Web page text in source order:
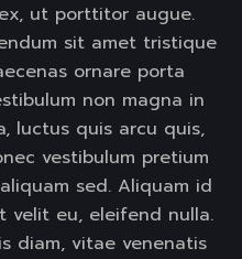
ut porttitor augue.
sit amet tristique
ornare porta
non magna in
luctus quis arcu quis,
vestibulum pretium
sed. Aliquam id
velit eu, eleifend nulla.
diam, vitae venenatis